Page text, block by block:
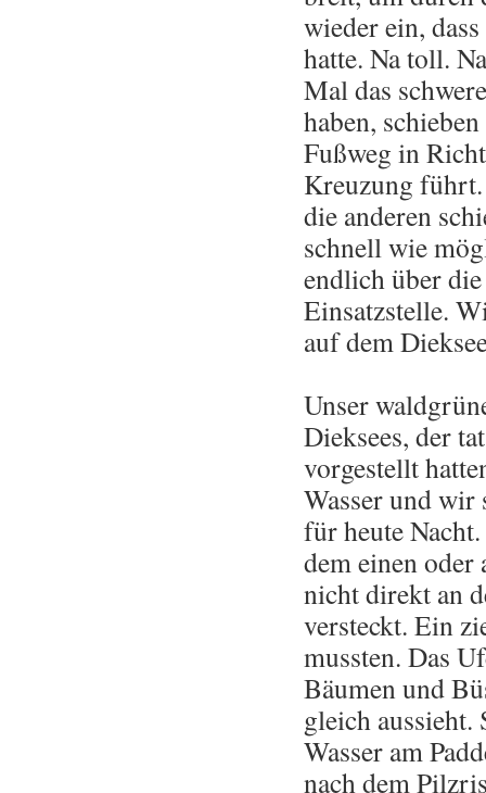
wieder ein,
hatte. Na toll.
Mal das
haben,
Fußweg in
Kreuzung
die anderen
schnell wie
endlich über
Einsatzstelle.
auf dem
Unser
Dieksees, der
vorgestellt
Wasser und wir
für heute
dem einen
nicht direkt an
versteckt. Ein
mussten. Das
Bäumen und
gleich aussieht.
Wasser am
nach dem